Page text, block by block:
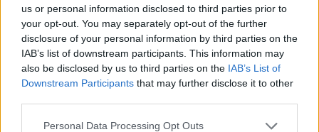
us or personal information disclosed to third parties prior to
your opt-out. You may separately opt-out of the further
disclosure of your personal information by third parties on the
IAB’s list of downstream participants. This information may
also be disclosed by us to third parties on the IAB’s List of
Downstream Participants that may further disclose it to other
Please note that this website/app uses one or more Google
Personal Data Processing Opt Outs
Ricevi le nostre ultime news